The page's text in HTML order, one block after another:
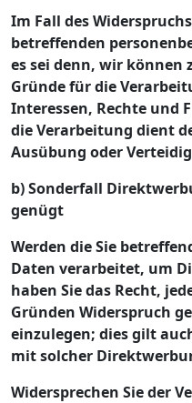
Im Fall des
betreffenden
es sei denn, wir können
Gründe für die
Interessen, Rechte und
die Verarbeitung dient
Ausübung oder
b) Sonderfall
genügt
Werden die Sie
Daten verarbeitet, um
haben Sie das Recht,
Gründen Widerspruch
einzulegen; dies gilt
mit solcher
Widersprechen Sie der